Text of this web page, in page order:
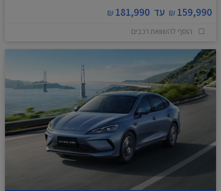
159,990
₪ עד 181,990
₪
הוסף להשוואת רכבים